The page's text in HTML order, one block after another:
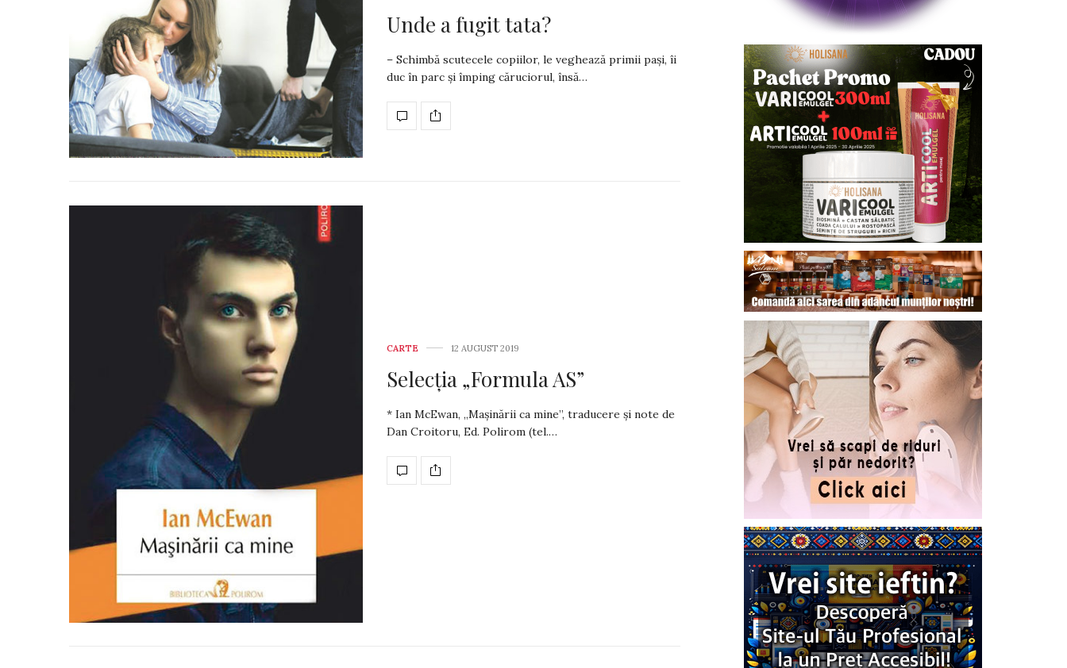
Unde a fugit tata?
– Schimbă scutecele copiilor, le veghează primii pași, îi
duc în parc și împing căruciorul, însă…
CARTE 12 AUGUST 2019
Selecția „Formula AS”
* Ian McEwan, „Ma­și­nă­rii ca mine”, traducere și no­te de
Dan Croitoru, Ed. Polirom (tel.…